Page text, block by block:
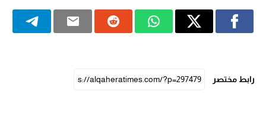
رابط مختصر